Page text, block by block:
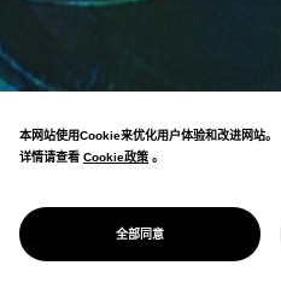
GGG/
PATTERN
本网站使用Cookie来优化用户体验和改进网站。
详情请查看 Cookie政策
Cookie政策 。
全部同意